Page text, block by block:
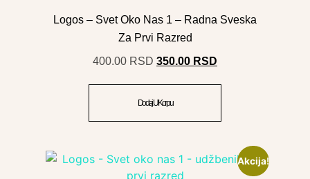
Logos – Svet Oko Nas 1 – Radna Sveska
Za Prvi Razred
400.00 RSD 350.00 RSD
Dodaj U Korpu
Akcija!